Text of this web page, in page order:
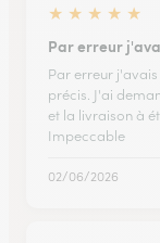
★ ★ ★ ★ ★
Par erreur
Par erreur
précis. J'ai
et la livraison à
Impeccable
02/06/2026